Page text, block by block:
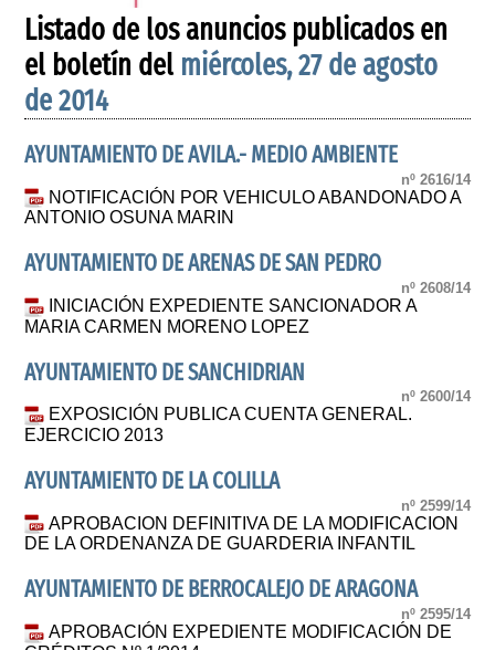
Listado de los anuncios publicados en
el boletín del miércoles, 27 de agosto
de 2014
AYUNTAMIENTO DE AVILA.- MEDIO AMBIENTE
nº 2616/14
NOTIFICACIÓN POR VEHICULO ABANDONADO A
ANTONIO OSUNA MARIN
AYUNTAMIENTO DE ARENAS DE SAN PEDRO
nº 2608/14
INICIACIÓN EXPEDIENTE SANCIONADOR A
MARIA CARMEN MORENO LOPEZ
AYUNTAMIENTO DE SANCHIDRIAN
nº 2600/14
EXPOSICIÓN PUBLICA CUENTA GENERAL.
EJERCICIO 2013
AYUNTAMIENTO DE LA COLILLA
nº 2599/14
APROBACION DEFINITIVA DE LA MODIFICACION
DE LA ORDENANZA DE GUARDERIA INFANTIL
AYUNTAMIENTO DE BERROCALEJO DE ARAGONA
nº 2595/14
APROBACIÓN EXPEDIENTE MODIFICACIÓN DE